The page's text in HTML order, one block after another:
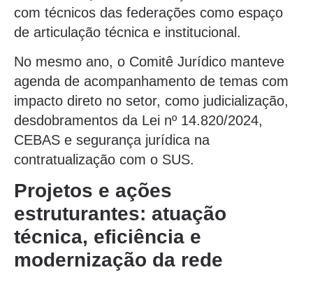
com técnicos das federações como espaço
de articulação técnica e institucional.
No mesmo ano, o Comitê Jurídico manteve
agenda de acompanhamento de temas com
impacto direto no setor, como judicialização,
desdobramentos da Lei nº 14.820/2024,
CEBAS e segurança jurídica na
contratualização com o SUS.
Projetos e ações
estruturantes: atuação
técnica, eficiência e
modernização da rede